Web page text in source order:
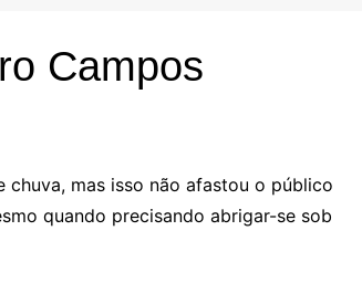
Campos
mas isso não afastou o público
quando precisando abrigar-se sob